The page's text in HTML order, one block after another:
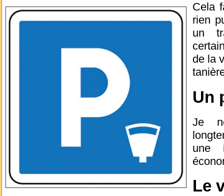
Cela
rien
un
de la
Un
Je
une
Le